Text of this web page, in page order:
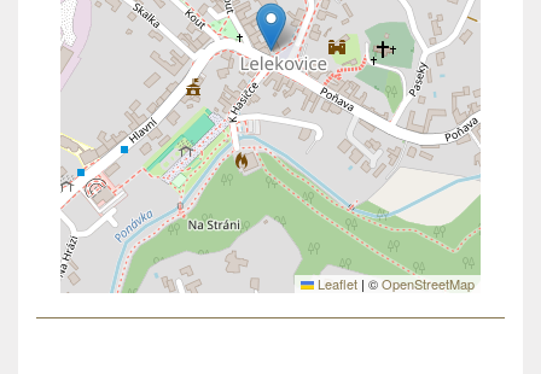
Leaflet | ©OpenStreetMap